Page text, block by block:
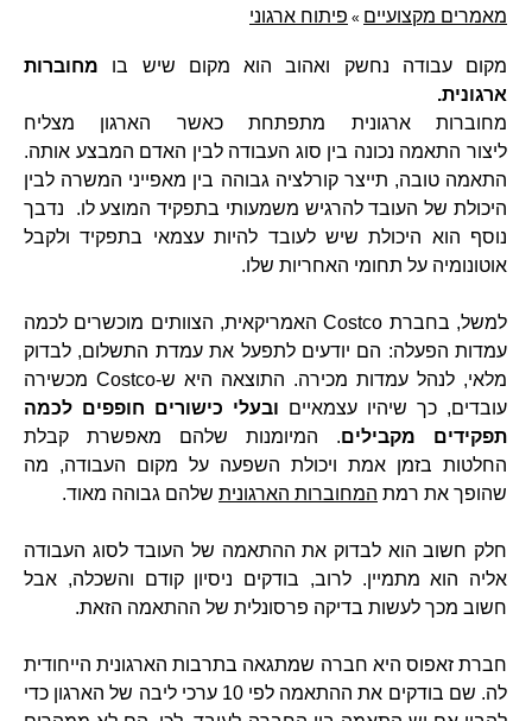
מאמרים מקצועיים » פיתוח ארגוני
מקום עבודה נחשק ואהוב הוא מקום שיש בו מחוברות
ארגונית.
מחוברות ארגונית מתפתחת כאשר הארגון מצליח
ליצור התאמה נכונה בין סוג העבודה לבין האדם המבצע אותה.
התאמה טובה, תייצר קורלציה גבוהה בין מאפייני המשרה לבין
היכולת של העובד להרגיש משמעותי בתפקיד המוצע לו. נדבך
נוסף הוא היכולת שיש לעובד להיות עצמאי בתפקיד ולקבל
אוטונומיה על תחומי האחריות שלו.
למשל, בחברת Costcoהאמריקאית, הצוותים מוכשרים לכמה
עמדות הפעלה: הם יודעים לתפעל את עמדת התשלום, לבדוק
מלאי, לנהל עמדות מכירה. התוצאה היא ש-Costco מכשירה
עובדים, כך שיהיו עצמאיים ובעלי כישורים חופפים לכמה
תפקידים מקבילים. המיומנות שלהם מאפשרת קבלת
החלטות בזמן אמת ויכולת השפעה על מקום העבודה, מה
שהופך את רמת המחוברות הארגונית שלהם גבוהה מאוד.
חלק חשוב הוא לבדוק את ההתאמה של העובד לסוג העבודה
אליה הוא מתמיין. לרוב, בודקים ניסיון קודם והשכלה, אבל
חשוב מכך לעשות בדיקה פרסונלית של ההתאמה הזאת.
חברת זאפוס היא חברה שמתגאה בתרבות הארגונית הייחודית
לה. שם בודקים את ההתאמה לפי 10 ערכי ליבה של הארגון כדי